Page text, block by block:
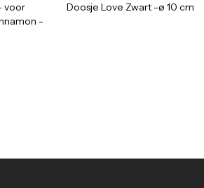
voor
-
Doosje Love Zwart -ø 10 cm